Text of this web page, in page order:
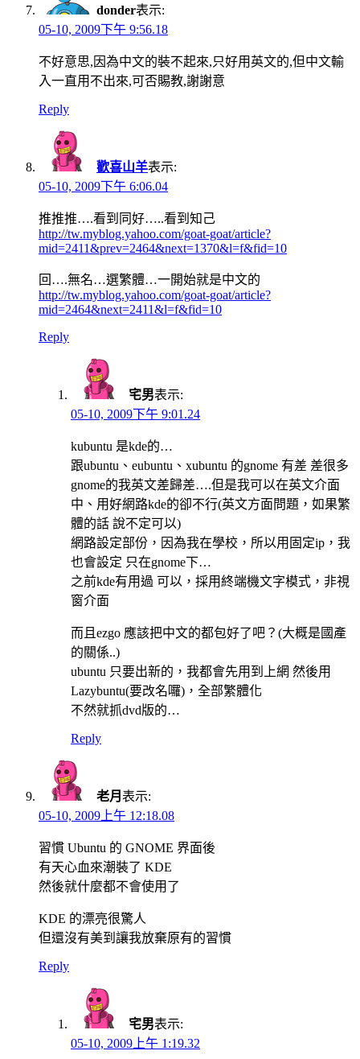
donder表示:
05-10, 2009下午 9:56.18
不好意思,因為中文的裝不起來,只好用英文的,但中文輸
入一直用不出來,可否賜教,謝謝意
Reply
歡喜山羊表示:
05-10, 2009下午 6:06.04
推推推….看到同好…..看到知己
http://tw.myblog.yahoo.com/goat-goat/article?
mid=2411&prev=2464&next=1370&l=f&fid=10
回….無名…選繁體…一開始就是中文的
http://tw.myblog.yahoo.com/goat-goat/article?
mid=2464&next=2411&l=f&fid=10
Reply
宅男表示:
05-10, 2009下午 9:01.24
kubuntu 是kde的…
跟ubuntu、eubuntu、xubuntu 的gnome 有差 差很多
gnome的我英文差歸差….但是我可以在英文介面
中、用好網路kde的卻不行(英文方面問題，如果繁
體的話 說不定可以)
網路設定部份，因為我在學校，所以用固定ip，我
也會設定 只在gnome下…
之前kde有用過 可以，採用終端機文字模式，非視
窗介面
而且ezgo 應該把中文的都包好了吧？(大概是國產
的關係..)
ubuntu 只要出新的，我都會先用到上網 然後用
Lazybuntu(要改名囉)，全部繁體化
不然就抓dvd版的…
Reply
老月 表示:
05-10, 2009上午 12:18.08
習慣 Ubuntu 的 GNOME 界面後
有天心血來潮裝了 KDE
然後就什麼都不會使用了
KDE 的漂亮很驚人
但還沒有美到讓我放棄原有的習慣
Reply
宅男表示:
05-10, 2009上午 1:19.32